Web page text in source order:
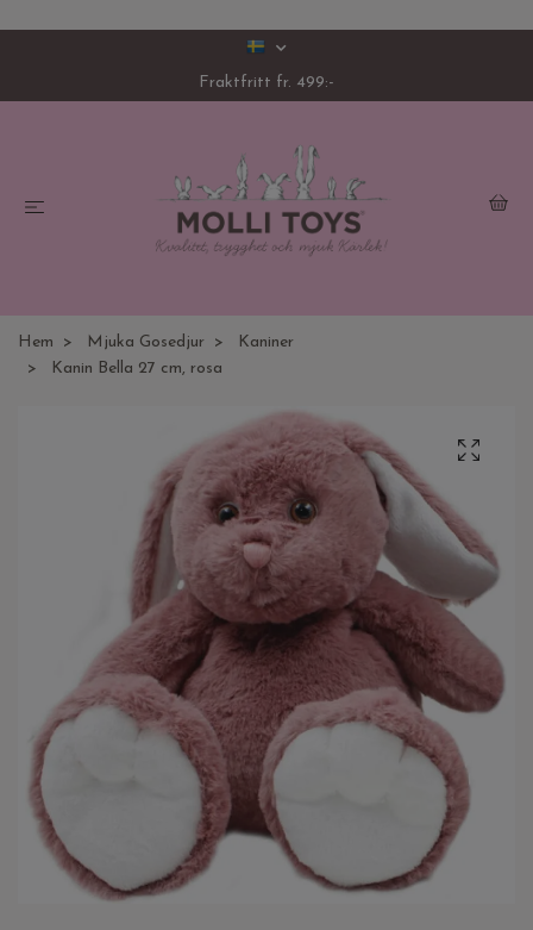
Fraktfritt fr. 499:-
Hem Mjuka Gosedjur
Kaniner
Kanin Bella 27 cm, rosa